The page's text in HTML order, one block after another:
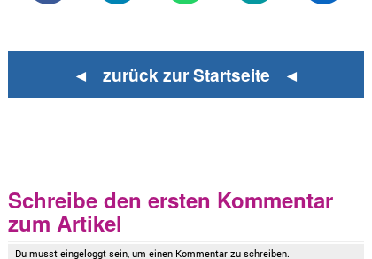
◄ zurück zur Startseite ◄
Schreibe den ersten Kommentar
zum Artikel